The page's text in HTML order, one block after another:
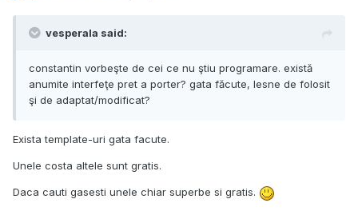
vesperala said:
constantin vorbeşte de cei ce nu ştiu programare. există
anumite interfeţe pret a porter? gata făcute, lesne de folosit
şi de adaptat/modificat?
Exista template-uri gata facute.
Unele costa altele sunt gratis.
Daca cauti gasesti unele chiar superbe si gratis.